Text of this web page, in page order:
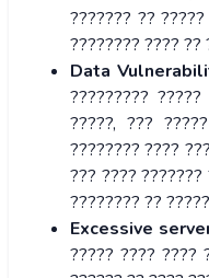
??????? ??
???????? ???? ??
Data
?????????
?????, ???
???????? ????
??? ????
???????? ??
Excessive
????? ???? ????